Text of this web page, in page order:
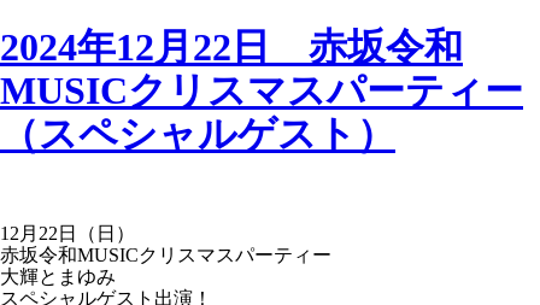
2024年12月22日 赤坂令和
MUSICクリスマスパーティー
（スペシャルゲスト）
12月22日（日）
赤坂令和MUSICクリスマスパーティー
大輝とまゆみ
スペシャルゲスト出演！